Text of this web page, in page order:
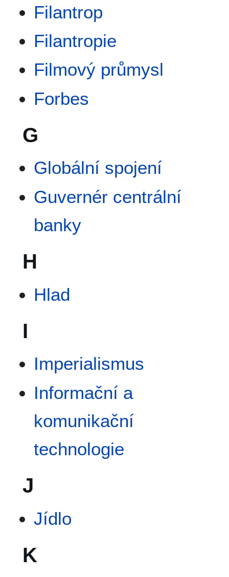
Filantrop
Filantropie
Filmový průmysl
Forbes
G
Globální spojení
Guvernér centrální
banky
H
Hlad
I
Imperialismus
Informační a
komunikační
technologie
J
Jídlo
K